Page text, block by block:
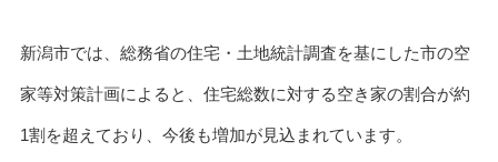
新潟市では、総務省の住宅・土地統計調査を基にした市の空
家等対策計画によると、住宅総数に対する空き家の割合が約
1割を超えており、今後も増加が見込まれています。